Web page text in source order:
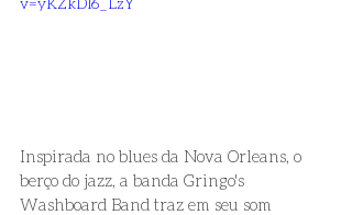
Inspirada no blues da Nova Orleans, o
berço do jazz, a banda Gringo's
Washboard Band traz em seu som